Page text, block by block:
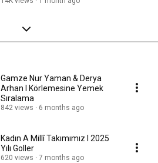
Gamze Nur Yaman & Derya
Arhan I Körlemesine Yemek
Sıralama
842 views 6 months ago
Kadın A Millî Takımımız I 2025
Yılı Goller
620 views 7 months ago